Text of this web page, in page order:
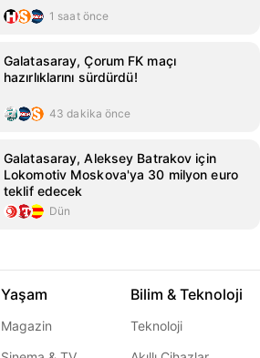
1 saat önce
Galatasaray, Çorum FK maçı
hazırlıklarını sürdürdü!
43 dakika önce
Galatasaray, Aleksey Batrakov için
Lokomotiv Moskova'ya 30 milyon euro
teklif edecek
Dün
Yaşam
Magazin
Bilim & Teknoloji
Teknoloji